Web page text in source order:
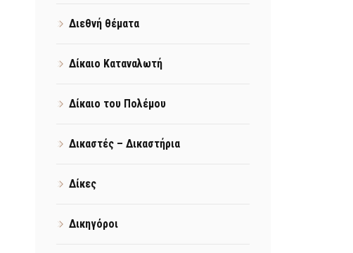
Διεθνή θέματα
Δίκαιο Καταναλωτή
Δίκαιο του Πολέμου
Δικαστές – Δικαστήρια
Δίκες
Δικηγόροι